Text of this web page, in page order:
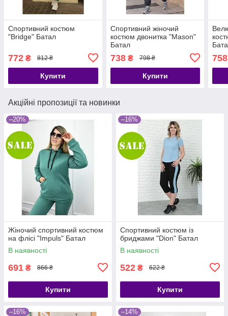
Спортивний костюм
"Bridge" Батал
772 ₴ 812 ₴
Купити
Спортивний жіночий
костюм двонитка "Mason"
Батал
738₴ 798 ₴
Купити
758
Акційні пропозиції та новинки
–20%
Жіночий спортивний костюм
на флісі "Impuls" Батал
В наявності
691 ₴ 866 ₴
Купити
–16%
Спортивний костюм із
бриджами "Dion" Батал
В наявності
522 ₴ 622 ₴
Купити
–16% –14%